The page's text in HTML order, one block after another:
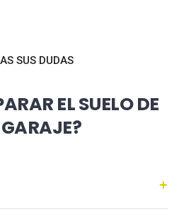
SUS DUDAS
EL SUELO DE